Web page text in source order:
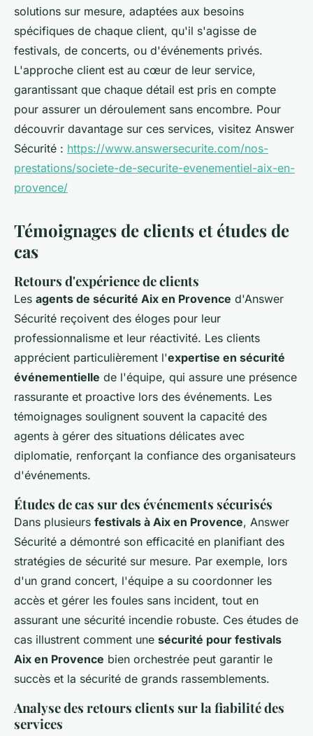
solutions sur mesure, adaptées aux besoins
spécifiques de chaque client, qu'il s'agisse de
festivals, de concerts, ou d'événements privés.
L'approche client est au cœur de leur service,
garantissant que chaque détail est pris en compte
pour assurer un déroulement sans encombre. Pour
découvrir davantage sur ces services, visitez Answer
Sécurité : https://www.answersecurite.com/nos-
prestations/societe-de-securite-evenementiel-aix-en-
provence/
Témoignages de clients et études de
cas
Retours d'expérience de clients
Les agents de sécurité Aix en Provence d'Answer
Sécurité reçoivent des éloges pour leur
professionnalisme et leur réactivité. Les clients
apprécient particulièrement l'expertise en sécurité
événementielle de l'équipe, qui assure une présence
rassurante et proactive lors des événements. Les
témoignages soulignent souvent la capacité des
agents à gérer des situations délicates avec
diplomatie, renforçant la confiance des organisateurs
d'événements.
Études de cas sur des événements sécurisés
Dans plusieurs festivals à Aix en Provence, Answer
Sécurité a démontré son efficacité en planifiant des
stratégies de sécurité sur mesure. Par exemple, lors
d'un grand concert, l'équipe a su coordonner les
accès et gérer les foules sans incident, tout en
assurant une sécurité incendie robuste. Ces études de
cas illustrent comment une sécurité pour festivals
Aix en Provence bien orchestrée peut garantir le
succès et la sécurité de grands rassemblements.
Analyse des retours clients sur la fiabilité des
services